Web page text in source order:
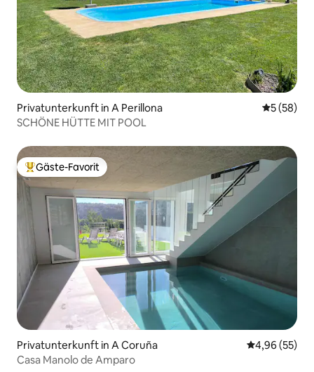
Privatunterkunft in A Perillona
5 (58)
SCHÖNE HÜTTE MIT POOL
Beliebter Gäste-Favorit.
Gäste-Favorit
Privatunterkunft in A Coruña
4,96 (55)
Casa Manolo de Amparo